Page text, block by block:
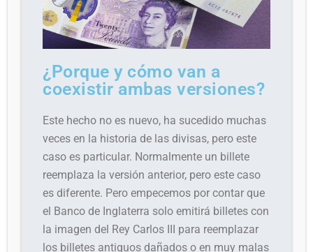
¿Porque y cómo van a
coexistir ambas versiones?
Este hecho no es nuevo, ha sucedido muchas
veces en la historia de las divisas, pero este
caso es particular. Normalmente un billete
reemplaza la versión anterior, pero este caso
es diferente. Pero empecemos por contar que
el Banco de Inglaterra solo emitirá billetes con
la imagen del Rey Carlos III para reemplazar
los billetes antiguos dañados o en muy malas